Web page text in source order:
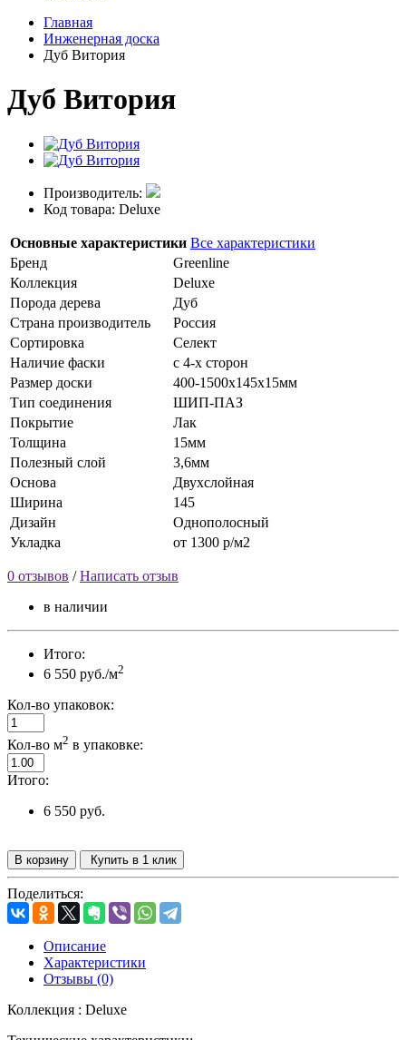
Главная
Инженерная доска
Дуб Витория
Дуб Витория
Производитель:
Код товара: Deluxe
Основные характеристики Все характеристики
Бренд
Greenline
Коллекция
Deluxe
Порода дерева
Дуб
Страна производитель
Россия
Сортировка
Селект
Наличие фаски
с 4-х сторон
Размер доски
400-1500х145х15мм
Тип соединения
ШИП-ПАЗ
Покрытие
Лак
Толщина
15мм
Полезный слой
3,6мм
Основа
Двухслойная
Ширина
145
Дизайн
Однополосный
Укладка
от 1300 р/м2
0 отзывов /Написать отзыв
в наличии
Итого:
6 550 руб./м2
Кол-во упаковок:
Кол-во м2 в упаковке:
Итого:
6 550 руб.
В корзину Купить в 1 клик
Поделиться:
Описание
Характеристики
Отзывы (0)
Коллекция : Deluxe